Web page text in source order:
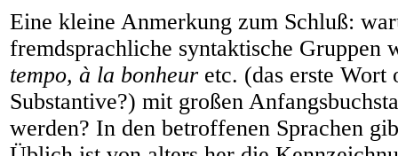
Eine kleine Anmerkung zum Schluß:
fremdsprachliche syntaktische Gruppen
tempo, à la bonheur etc. (das erste Wort
Substantive?) mit großen
werden? In den betroffenen Sprachen